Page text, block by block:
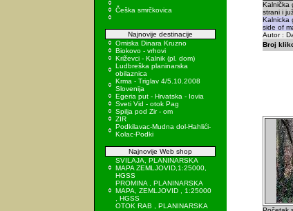
Češka smrčkovica
Najnovije destinacije
Omiska Dinara Kruzno
Biokovo - vrhovi
Križevci - Kalnik (pl. dom)
Ludbreška planinarska
obilaznica
Krma - Triglav 4/5.10.2008
Slovenija
Egeria put - Hrvatska - Iovia
Sveti Vid - otok Pag
Spilja pod Zir - om
ZIR
Podkilavac-Mudna dol-Hahlići-
Kolac-Podki
Najnovije Web shop
SVILAJA, PLANINARSKA
MAPA ZEMLJOVID,1:25000,
HGSS
PROMINA , PLANINARSKA
MAPA, ZEMLJOVID , 1:25000
, HGSS
OTOK RAB , PLANINARSKA
Kalnička
strani i
Kalnicka
side of
Autor :
Broj